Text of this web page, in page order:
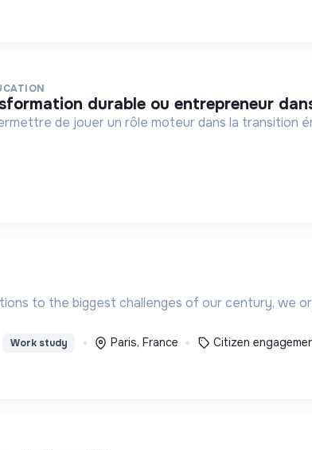
durable ou entrepreneur
de jouer un rôle moteur dans la transition
to the biggest challenges of our century, we
Work study Paris, France Citizen